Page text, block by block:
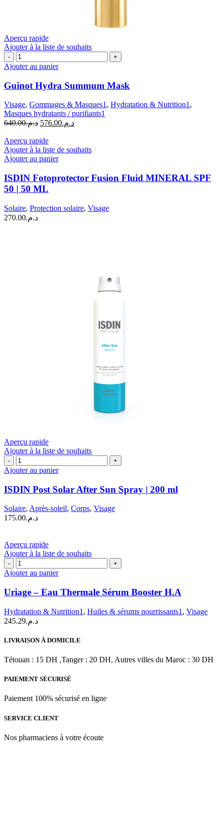
Aperçu rapide
Ajouter à la liste de souhaits
quantité
de
Hydra
Summum
Mask
Ajouter au panier
Guinot Hydra Summum Mask
Visage, Gommages & Masques1, Hydratation & Nutrition1,
Masques hydratants / purifiants1
د.م.640.00
Le
initial
était :
د.م.576.00
Le
est :
Aperçu rapide
Ajouter à la liste de souhaits
Ajouter au panier
ISDIN Fotoprotector Fusion Fluid MINERAL SPF
50 | 50 ML
Solaire, Protection solaire, Visage
د.م.270.00
Aperçu rapide
Ajouter à la liste de souhaits
quantité
de
Post
Solar
After
Sun
Spray
ml
Ajouter au panier
ISDIN Post Solar After Sun Spray | 200 ml
Solaire, Après-soleil, Corps, Visage
د.م.175.00
Aperçu rapide
Ajouter à la liste de souhaits
quantité
de
–
Eau
Sérum
Booster
Ajouter au panier
Uriage – Eau Thermale Sérum Booster H.A
Hydratation & Nutrition1 , Huiles & sérums nourrissants1 , Visage
د.م.245.29
LIVRAISON À DOMICILE
Tétouan : 15 DH ,Tanger : 20 DH, Autres villes du Maroc : 30 DH
PAIEMENT SÉCURISÉ
Paiement 100% sécurisé en ligne
SERVICE CLIENT
Nos pharmaciens à votre écoute